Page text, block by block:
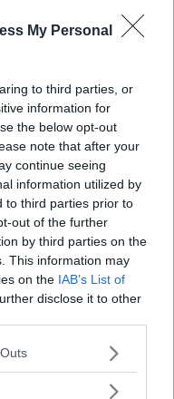
My Personal
to third parties, or
information for
the below opt-out
note that after your
continue seeing
information utilized by
to third parties prior to
out of the further
by third parties on the
This information may
on the IAB’s List of
disclose it to other
one or more Google
You may click to
azione nutriente,
miele Mirsalehi
ne aumenta
crespo.
pubblicità